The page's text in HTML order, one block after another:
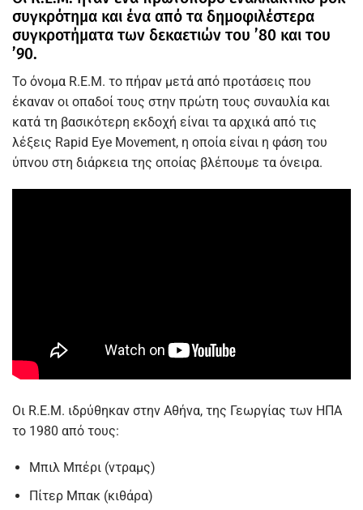
συγκρότημα και ένα από τα δημοφιλέστερα
συγκροτήματα των δεκαετιών του ’80 και του
’90.
To όνομα R.E.M. το πήραν μετά από προτάσεις που
έκαναν οι οπαδοί τους στην πρώτη τους συναυλία και
κατά τη βασικότερη εκδοχή είναι τα αρχικά από τις
λέξεις Rapid Eye Movement, η οποία είναι η φάση του
ύπνου στη διάρκεια της οποίας βλέπουμε τα όνειρα.
Οι R.E.M. ιδρύθηκαν στην Αθήνα, της Γεωργίας των ΗΠΑ
το 1980 από τους:
Μπιλ Μπέρι (ντραμς)
Πίτερ Μπακ (κιθάρα)